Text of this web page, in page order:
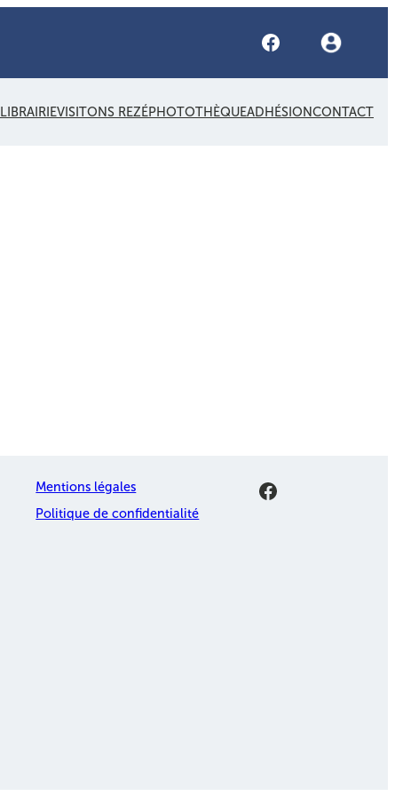
Facebook
LIBRAIRIEVISITONS REZÉPHOTOTHÈQUEADHÉSIONCONTACT
Mentions légales
Politique de confidentialité
Facebook